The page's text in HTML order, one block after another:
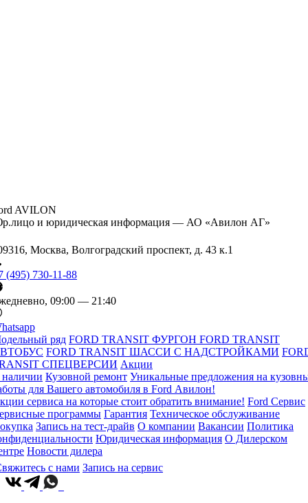
AVILON
и юридическая информация — АО «Авилон АГ»
Москва, Волгоградский проспект, д. 43 к.1
(495) 730-11-88
09:00 — 21:40
ряд FORD TRANSIT ФУРГОН FORD TRANSIT
FORD TRANSIT ШАССИ С НАДСТРОЙКАМИ
СПЕЦВЕРСИИ Акции
Кузовной ремонт Уникальные предложения на
для Вашего автомобиля в Ford Авилон!
сервиса на которые стоит обратить внимание! Ford Сервис
программы Гарантия Техническое обслуживание
Запись на тест-драйв О компании Вакансии Политика
Юридическая информация О Дилерском
Новости дилера
с нами Запись на сервис